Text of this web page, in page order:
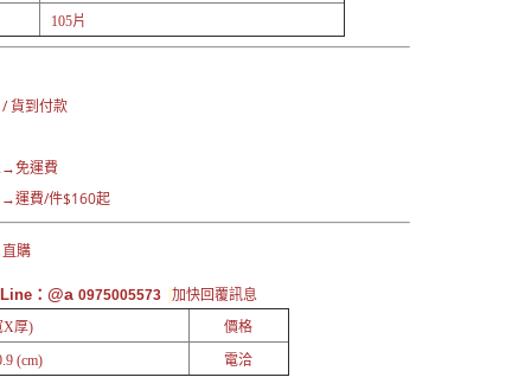
105片
貨到付款
免運費
費/件$160起
購
： @a 0975005573
加快回覆訊息
X厚)
價格
(cm)
電洽